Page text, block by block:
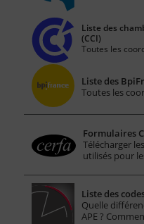
Liste des
(CCI)
Toutes les
Liste des
Toutes les
Formulaires
Télécharger
utilisés pour
Liste des
Quelle
APE ?